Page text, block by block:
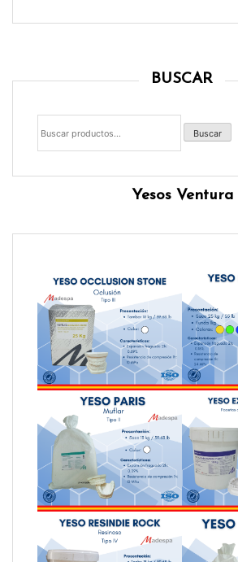
BUSCAR
Buscar
por:
Buscar
Yesos Ventura